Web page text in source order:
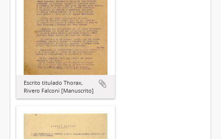
Escrito titulado Thorax,
Rivero Falconí [Manuscrito]